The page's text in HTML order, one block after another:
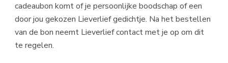
cadeaubon komt of je persoonlijke boodschap of een
door jou gekozen Lieverlief gedichtje. Na het bestellen
van de bon neemt Lieverlief contact met je op om dit
te regelen.